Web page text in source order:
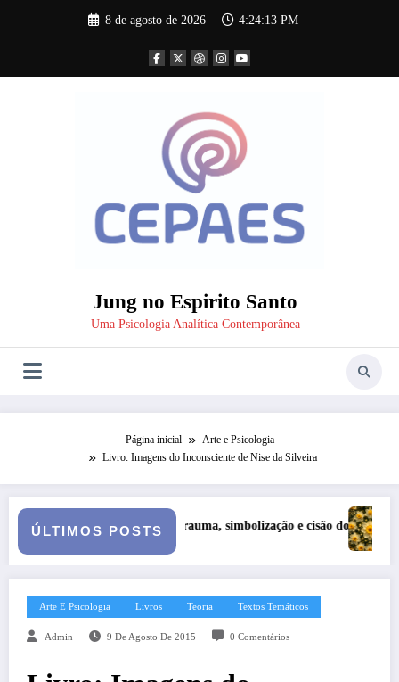
8 de agosto de 2026 4:24:14 PM
Jung no Espirito Santo
Uma Psicologia Analítica Contemporânea
Página inicial
Arte e Psicologia
Livro: Imagens do Inconsciente de Nise da Silveira
ÚLTIMOS POSTS
simbolização e cisão do self na personalidade “como-se”
Série Narciso: Narcisismo Plural
Arte E Psicologia Livros Teoria Textos Temáticos
Admin 9 De Agosto De 2015 0 Comentários